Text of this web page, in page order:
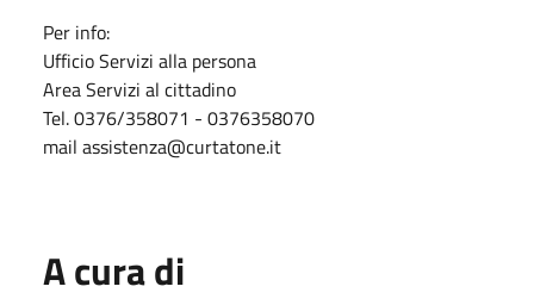
Per info:
Ufficio Servizi alla persona
Area Servizi al cittadino
Tel. 0376/358071 - 0376358070
mail assistenza@curtatone.it
A cura di